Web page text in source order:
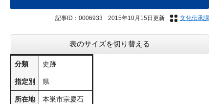
記事ID：0006933 2015年10月15日更新 文化伝承課
表のサイズを切り替える
分類 史跡
指定別 県
所在地
本巣市宗慶石